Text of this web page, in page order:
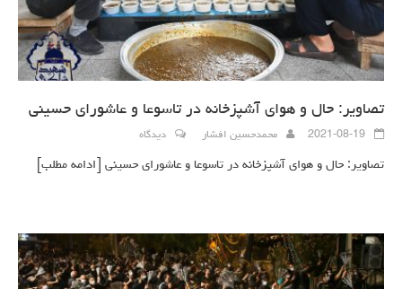
تصاویر: حال و هوای آشپزخانه در تاسوعا و عاشورای حسینی
2021-08-19 محمدحسین افشار دیدگاه
تصاویر: حال و هوای آشپزخانه در تاسوعا و عاشورای حسینی [ادامه مطلب]